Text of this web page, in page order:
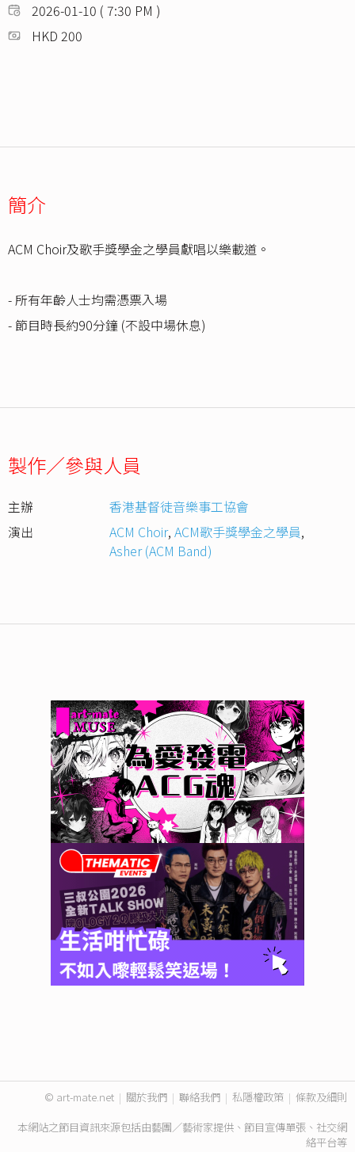
2026-01-10 ( 7:30 PM )
HKD 200
簡介
ACM Choir及歌手獎學金之學員獻唱以樂載道。
- 所有年齡人士均需憑票入場
- 節目時長約90分鐘 (不設中場休息)
製作／參與人員
主辦
香港基督徒音樂事工協會
演出
ACM Choir,ACM歌手獎學金之學員,
Asher (ACM Band)
© art-mate.net | 關於我們 | 聯絡我們 | 私隱權政策 | 條款及細則
本網站之節目資訊來源包括由藝團／藝術家提供、節目宣傳單張、社交網
絡平台等